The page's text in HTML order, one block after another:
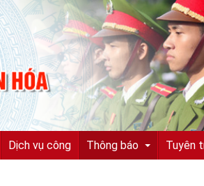
Dịch vụ công Thông báo Tuyên